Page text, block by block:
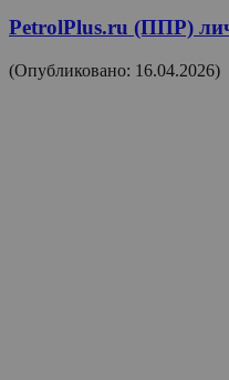
PetrolPlus.ru (ППР)
(Опубликовано: 16.04.2026)